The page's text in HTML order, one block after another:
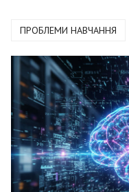
ПРОБЛЕМИ НАВЧАННЯ